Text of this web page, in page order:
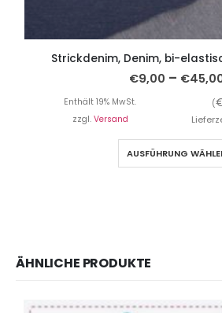
Strickdenim, Denim, bi-
€9,00 – €
Enthält 19% MwSt. (
zzgl. Versand
AUSFÜHRUNG
ÄHNLICHE PRODUKTE